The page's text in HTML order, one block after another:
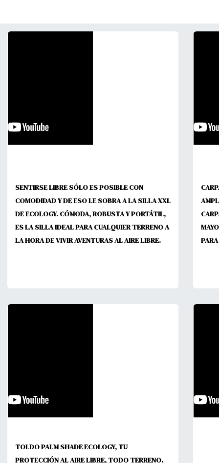
SENTIRSE LIBRE SÓLO ES POSIBLE CON
COMODIDAD Y DE ESO LE SOBRA A LA SILLA XXL
DE ECOLOGY. CÓMODA, ROBUSTA Y PORTÁTIL,
ES LA SILLA IDEAL PARA CUALQUIER TERRENO A
LA HORA DE VIVIR AVENTURAS AL AIRE LIBRE.
TOLDO PALM SHADE ECOLOGY, TU
PROTECCIÓN AL AIRE LIBRE, TODO TERRENO.